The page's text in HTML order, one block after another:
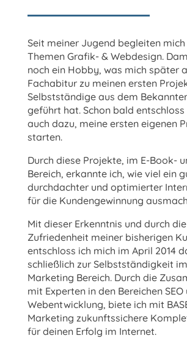
Seit meiner Jugend begleiten
Themen Grafik- & Webdesign.
noch ein Hobby, was mich später
Fachabitur zu meinen ersten
Selbstständige aus dem
geführt hat. Schon bald entschloss
auch dazu, meine ersten eigenen
starten.
Durch diese Projekte, im E-Book-
Bereich, erkannte ich, wie viel ein
durchdachter und optimierter
für die Kundengewinnung
Mit dieser Erkenntnis und durch
Zufriedenheit meiner bisherigen
entschloss ich mich im April 2014
schließlich zur Selbstständigkeit
Marketing Bereich. Durch die
mit Experten in den Bereichen SEO
Webentwicklung, biete ich mit
Marketing zukunftssichere
für deinen Erfolg im Internet.